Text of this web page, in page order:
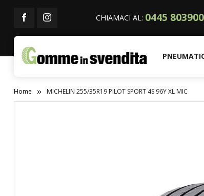
CHIAMACI AL: 0445 803900
Home MICHELIN 255/35R19 PILOT SPORT 4S 96Y XL MIC